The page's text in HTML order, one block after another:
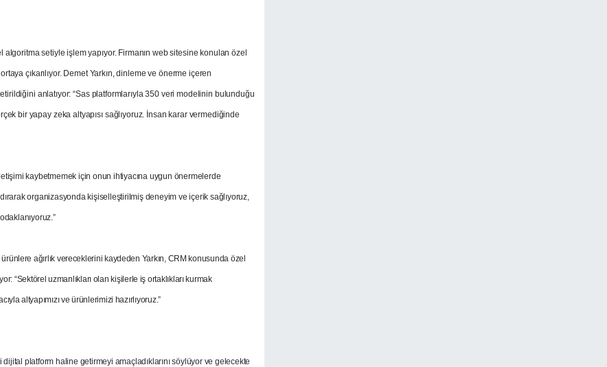
algoritma setiyle işlem yapıyor. Firmanın web sitesine konulan özel
çıkarılıyor. Demet Yarkın, dinleme ve önerme içeren
anlatıyor: “Sas platformlarıyla 350 veri modelinin bulunduğu
bir yapay zeka altyapısı sağlıyoruz. İnsan karar vermediğinde
kaybetmemek için onun ihtiyacına uygun önermelerde
organizasyonda kişiselleştirilmiş deneyim ve içerik sağlıyoruz,
ağırlık vereceklerini kaydeden Yarkın, CRM konusunda özel
“Sektörel uzmanlıkları olan kişilerle iş ortaklıkları kurmak
altyapımızı ve ürünlerimizi hazırlıyoruz.”
platform haline getirmeyi amaçladıklarını söylüyor ve gelecekte